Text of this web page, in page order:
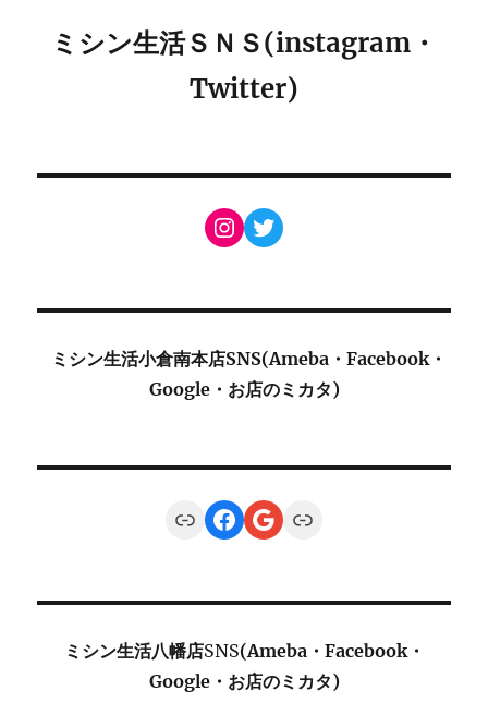
ミシン生活ＳＮＳ(instagram・
Twitter)
Instagram
Twitter
ミシン生活小倉南本店SNS(Ameba・Facebook・
Google・お店のミカタ)
LinkFacebook
Google
Link
ミシン生活八幡店SNS(Ameba・Facebook・
Google・お店のミカタ)